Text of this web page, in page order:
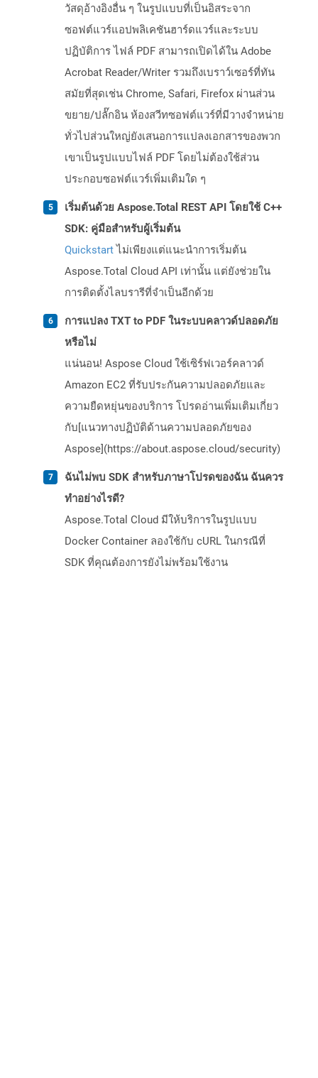
วัสดุอ้างอิงอื่น ๆ ในรูปแบบที่เป็นอิสระจาก
ซอฟต์แวร์แอปพลิเคชันฮาร์ดแวร์และระบบ
ปฏิบัติการ ไฟล์ PDF สามารถเปิดได้ใน Adobe
Acrobat Reader/Writer รวมถึงเบราว์เซอร์ที่ทัน
สมัยที่สุดเช่น Chrome, Safari, Firefox ผ่านส่วน
ขยาย/ปลั๊กอิน ห้องสวีทซอฟต์แวร์ที่มีวางจำหน่าย
ทั่วไปส่วนใหญ่ยังเสนอการแปลงเอกสารของพวก
เขาเป็นรูปแบบไฟล์ PDF โดยไม่ต้องใช้ส่วน
ประกอบซอฟต์แวร์เพิ่มเติมใด ๆ
เริ่มต้นด้วย Aspose.Total REST API โดยใช้ C++
SDK: คู่มือสำหรับผู้เริ่มต้น
Quickstartไม่เพียงแต่แนะนำการเริ่มต้น
Aspose.Total Cloud API เท่านั้น แต่ยังช่วยใน
การติดตั้งไลบรารีที่จำเป็นอีกด้วย
การแปลง TXT to PDF ในระบบคลาวด์ปลอดภัย
หรือไม่
แน่นอน! Aspose Cloud ใช้เซิร์ฟเวอร์คลาวด์
Amazon EC2 ที่รับประกันความปลอดภัยและ
ความยืดหยุ่นของบริการ โปรดอ่านเพิ่มเติมเกี่ยว
กับ[แนวทางปฏิบัติด้านความปลอดภัยของ
Aspose](https://about.aspose.cloud/security)
ฉันไม่พบ SDK สำหรับภาษาโปรดของฉัน ฉันควร
ทำอย่างไรดี?
Aspose.Total Cloud มีให้บริการในรูปแบบ
Docker Container ลองใช้กับ cURL ในกรณีที่
SDK ที่คุณต้องการยังไม่พร้อมใช้งาน